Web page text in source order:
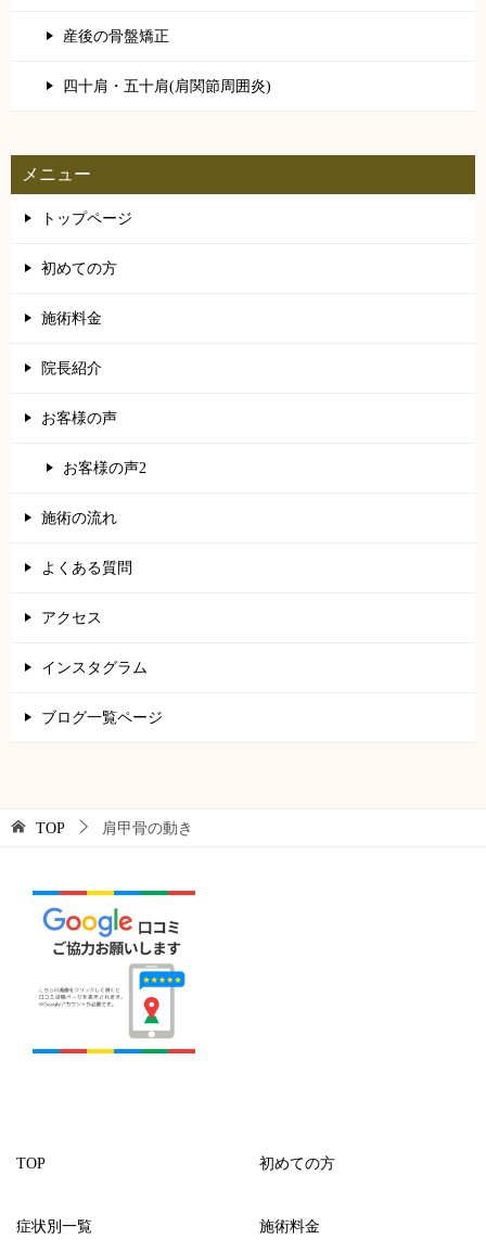
産後の骨盤矯正
四十肩・五十肩(肩関節周囲炎)
メニュー
トップページ
初めての方
施術料金
院長紹介
お客様の声
お客様の声2
施術の流れ
よくある質問
アクセス
インスタグラム
ブログ一覧ページ
TOP 肩甲骨の動き
TOP 初めての方
症状別一覧 施術料金